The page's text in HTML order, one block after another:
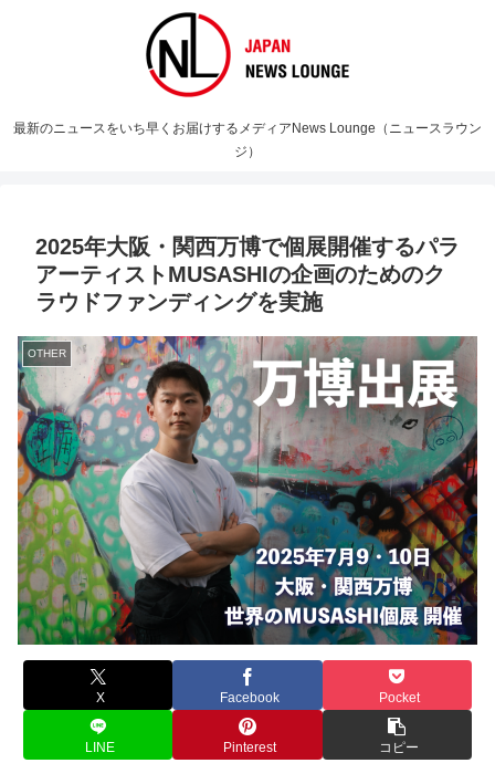
最新のニュースをいち早くお届けするメディアNews Lounge（ニュースラウン
ジ）
2025年大阪・関西万博で個展開催するパラ
アーティストMUSASHIの企画のためのク
ラウドファンディングを実施
OTHER
X Facebook Pocket
LINE Pinterest コピー